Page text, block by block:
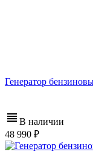
Генератор
В наличии
48 990